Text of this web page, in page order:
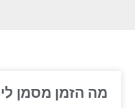
מה הזמן מסמן לי